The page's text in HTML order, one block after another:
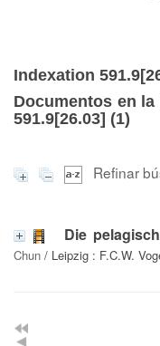
Indexation
Documentos en
591.9[26.03] (1)
Refinar
Die
Chun / Leipzig : F.C.W.